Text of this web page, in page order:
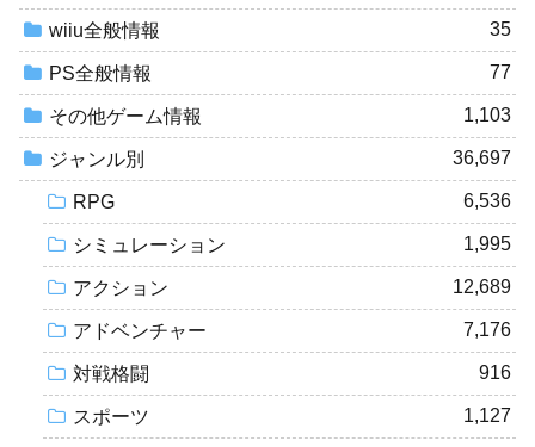
wiiu全般情報 35
PS全般情報 77
その他ゲーム情報 1,103
ジャンル別 36,697
RPG 6,536
シミュレーション 1,995
アクション 12,689
アドベンチャー 7,176
対戦格闘 916
スポーツ 1,127